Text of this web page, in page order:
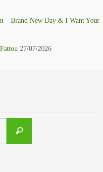
– Brand New Day & I Want Your
27/07/2026
Recherche